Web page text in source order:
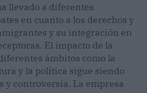
llevado a diferentes
en cuanto a los derechos y
y su integración en
El impacto de la
ámbitos como la
y la política sigue siendo
y controversia. La empresa